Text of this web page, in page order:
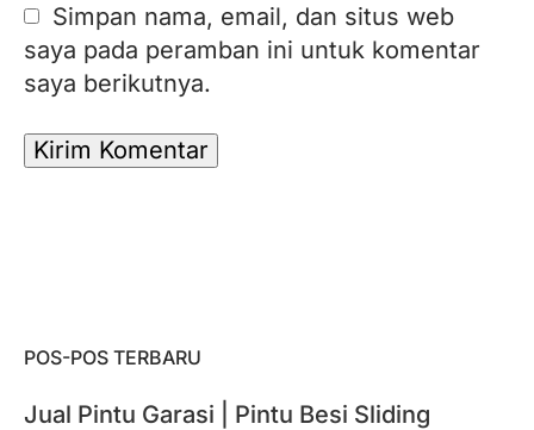
Simpan nama, email, dan situs web
saya pada peramban ini untuk komentar
saya berikutnya.
POS-POS TERBARU
Jual Pintu Garasi | Pintu Besi Sliding